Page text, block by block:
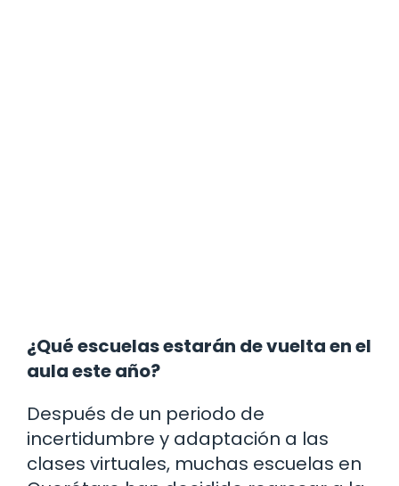
¿Qué escuelas estarán de vuelta en el
aula este año?
Después de un periodo de
incertidumbre y adaptación a las
clases virtuales, muchas escuelas en